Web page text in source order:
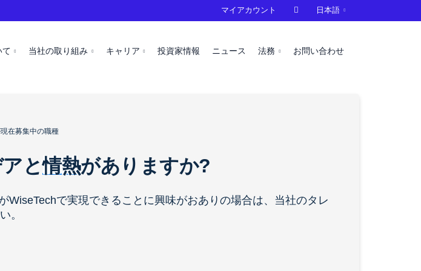
て 当社の取り組み キャリア 投資家情報 ニュース 法務 お問い合わせ
マイアカウント  日本語
在募集中の職種
と情熱がありますか?
で実現できることに興味がおありの場合は、当社のタレ
。